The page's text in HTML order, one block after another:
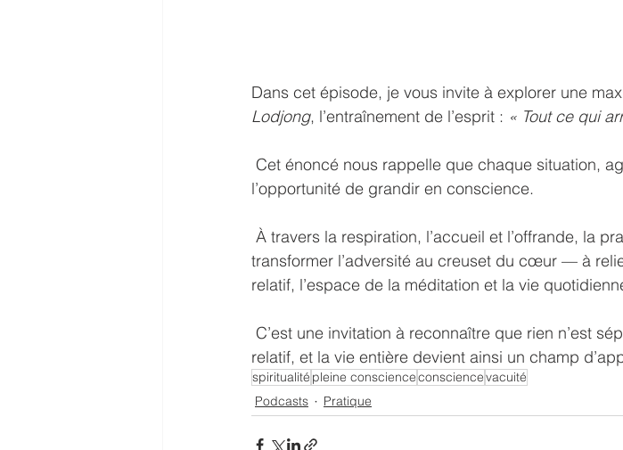
Dans cet épisode, je vous invite à explorer une
Lodjong, l’entraînement de l’esprit : « Tout ce qui
l’opportunité de grandir en conscience.
À travers la respiration, l’accueil et l’offrande, la
transformer l’adversité au creuset du cœur — à
relatif, l’espace de la méditation et la vie
relatif, et la vie entière devient ainsi un champ
spiritualité pleine conscienceconsciencevacuité
Podcasts
Pratique